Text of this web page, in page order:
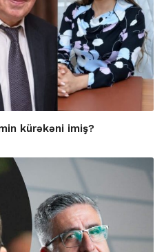
kürəkəni imiş?